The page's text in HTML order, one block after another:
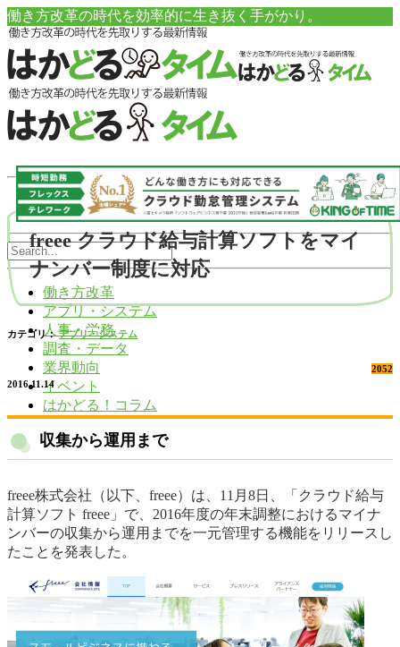
働き方改革の時代を効率的に生き抜く手がかり。
働き方改革
アプリ・システム
人事・労務
調査・データ
業界動向
イベント
はかどる！コラム
freee クラウド給与計算ソフトをマイ
ナンバー制度に対応
カテゴリ： アプリ・システム
2052
2016.11.14
収集から運用まで
freee株式会社（以下、freee）は、11月8日、「クラウド給与
計算ソフト freee」で、2016年度の年末調整におけるマイナ
ンバーの収集から運用までを一元管理する機能をリリースし
たことを発表した。